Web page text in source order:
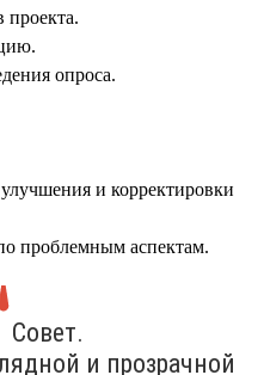
проекта.
опроса.
и корректировки
проблемным аспектам.
Совет.
и прозрачной